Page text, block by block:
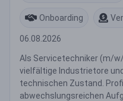
Onboarding
06.08.2026
Als Servicetechniker (m/
vielfältige Industrietore
technischen Zustand.
abwechslungsreichen